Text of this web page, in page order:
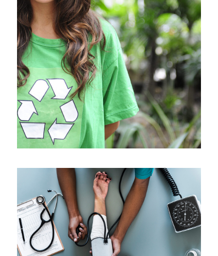
Charity & Voluntary For
Social
Charity / Social
Medical Breakthrough
Medical